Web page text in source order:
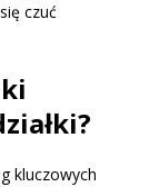
czuć
kluczowych